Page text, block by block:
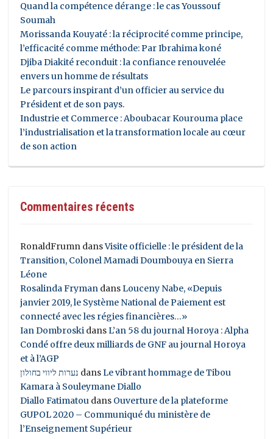
Quand la compétence dérange : le cas Youssouf
Soumah
Morissanda Kouyaté : la réciprocité comme principe,
l’efficacité comme méthode: Par Ibrahima koné
Djiba Diakité reconduit : la confiance renouvelée
envers un homme de résultats
Le parcours inspirant d’un officier au service du
Président et de son pays.
Industrie et Commerce : Aboubacar Kourouma place
l’industrialisation et la transformation locale au cœur
de son action
Commentaires récents
RonaldFrumn dansVisite officielle : le président de la
Transition, Colonel Mamadi Doumbouya en Sierra
Léone
Rosalinda Fryman dansLouceny Nabe, «Depuis
janvier 2019, le Système National de Paiement est
connecté avec les régies financières…»
Ian Dombroski dansL’an 58 du journal Horoya : Alpha
Condé offre deux milliards de GNF au journal Horoya
et à l’AGP
נערות ליווי בחולון dansLe vibrant hommage de Tibou
Kamara à Souleymane Diallo
Diallo Fatimatou dans Ouverture de la plateforme
GUPOL 2020 – Communiqué du ministère de
l’Enseignement Supérieur